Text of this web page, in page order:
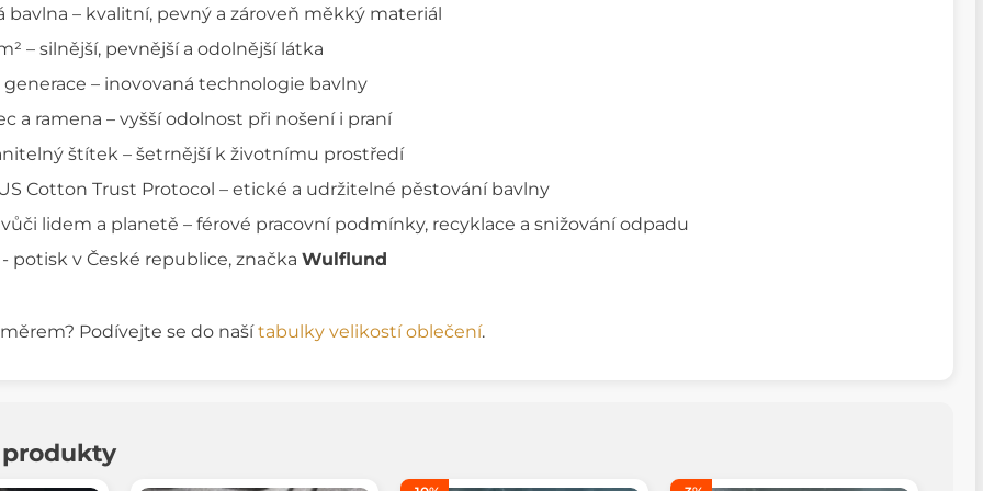
bavlna – kvalitní, pevný a zároveň měkký materiál
– silnější, pevnější a odolnější látka
– inovovaná technologie bavlny
a ramena – vyšší odolnost při nošení i praní
štítek – šetrnější k životnímu prostředí
Cotton Trust Protocol – etické a udržitelné pěstování bavlny
lidem a planetě – férové pracovní podmínky, recyklace a snižování odpadu
potisk v České republice, značka Wulflund
Podívejte se do našítabulky velikostí oblečení.